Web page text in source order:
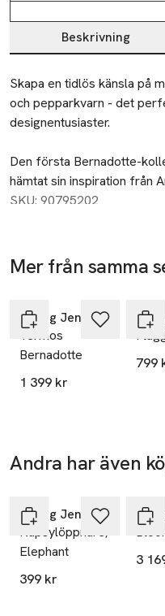
Beskrivning
Beskrivning
Skapa en tidlös känsla på
och pepparkvarn - det
designentusiaster.
Den första Bernadotte-
hämtat sin inspiration från
av prins Sigvard
Bernadotte salt- och
Mått: H: 8,8 cm. Ø: 3,1 cm.
SKU: 90795202
Mer från samma
Georg Jensen
Termos
Bernadotte
1 399 kr
799
Andra har även
Georg Jensen
Kapsylöppnare,
Elephant
399 kr
3